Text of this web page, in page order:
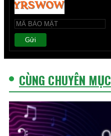
Gửi
CÙNG CHUYÊN MỤC